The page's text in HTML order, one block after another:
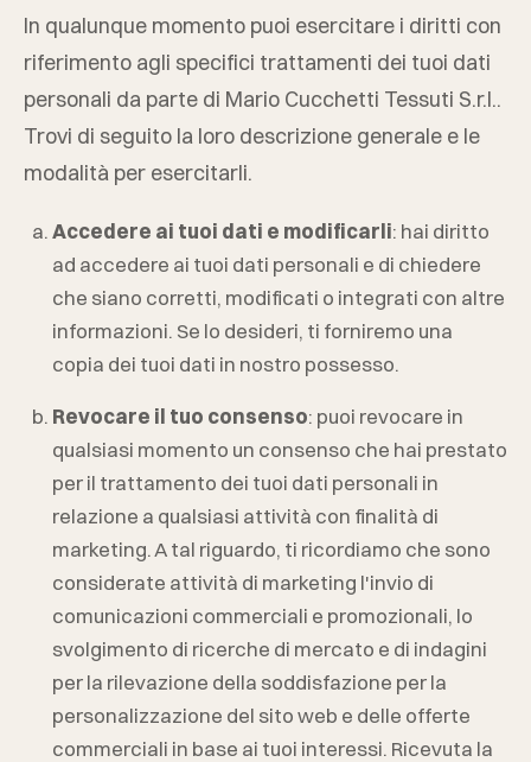
In qualunque momento puoi esercitare i diritti con
riferimento agli specifici trattamenti dei tuoi dati
personali da parte di Mario Cucchetti Tessuti S.r.l..
Trovi di seguito la loro descrizione generale e le
modalità per esercitarli.
Accedere ai tuoi dati e modificarli: hai diritto
ad accedere ai tuoi dati personali e di chiedere
che siano corretti, modificati o integrati con altre
informazioni. Se lo desideri, ti forniremo una
copia dei tuoi dati in nostro possesso.
Revocare il tuo consenso: puoi revocare in
qualsiasi momento un consenso che hai prestato
per il trattamento dei tuoi dati personali in
relazione a qualsiasi attività con finalità di
marketing. A tal riguardo, ti ricordiamo che sono
considerate attività di marketing l'invio di
comunicazioni commerciali e promozionali, lo
svolgimento di ricerche di mercato e di indagini
per la rilevazione della soddisfazione per la
personalizzazione del sito web e delle offerte
commerciali in base ai tuoi interessi. Ricevuta la